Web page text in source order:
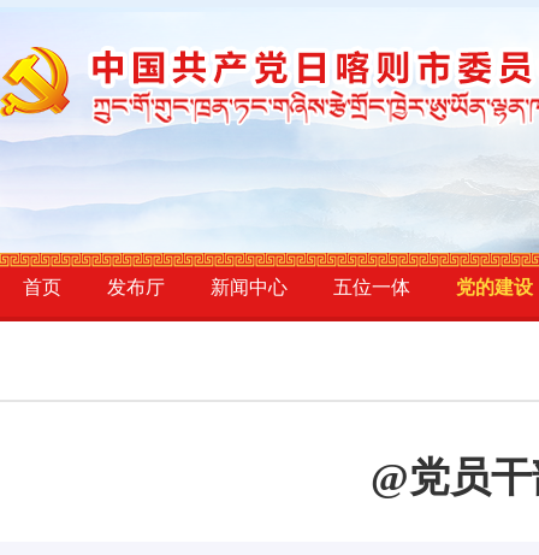
首页 发布厅 新闻中心 五位一体 党的建设
@党员